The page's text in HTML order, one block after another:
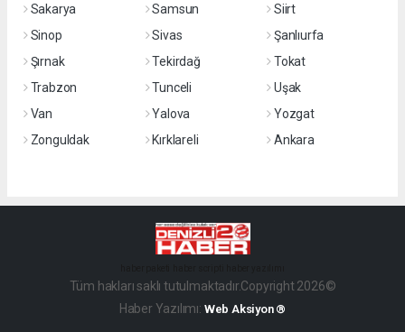
Sakarya
Samsun
Siirt
Sinop
Sivas
Şanlıurfa
Şırnak
Tekirdağ
Tokat
Trabzon
Tunceli
Uşak
Van
Yalova
Yozgat
Zonguldak
Kırklareli Ankara
Tüm hakları saklı tutulmaktadır.Copyright 2026©
Haber Yazılımı: Web Aksiyon ®